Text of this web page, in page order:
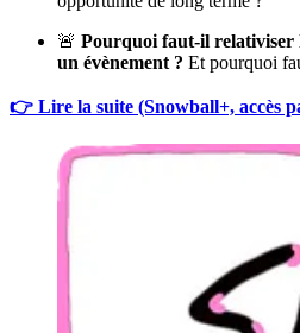
🚨 Pourquoi faut-il relativiser
un évènement ? Et pourquoi
👉 Lire la suite (Snowball+, accès